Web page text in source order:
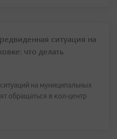
ситуация на
что делать
на муниципальных
обращаться в кол-центр